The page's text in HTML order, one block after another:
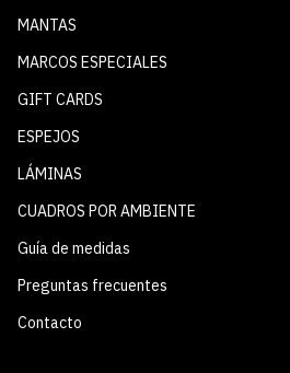
MANTAS
MARCOS ESPECIALES
GIFT CARDS
ESPEJOS
LÁMINAS
CUADROS POR AMBIENTE
Guía de medidas
Preguntas frecuentes
Contacto